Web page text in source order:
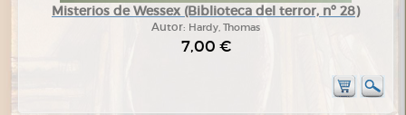
Misterios de Wessex (Biblioteca del terror, nº 28)
Autor: Hardy, Thomas
7,00 €